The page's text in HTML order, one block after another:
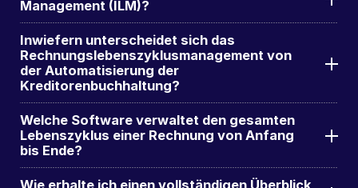
Inwiefern unterscheidet sich das
Rechnungslebenszyklusmanagement von
der Automatisierung der
Kreditorenbuchhaltung?
Welche Software verwaltet den gesamten
Lebenszyklus einer Rechnung von Anfang
bis Ende?
Wie erhalte ich einen vollständigen Überblick
und die volle Kontrolle über alle Rechnungen?